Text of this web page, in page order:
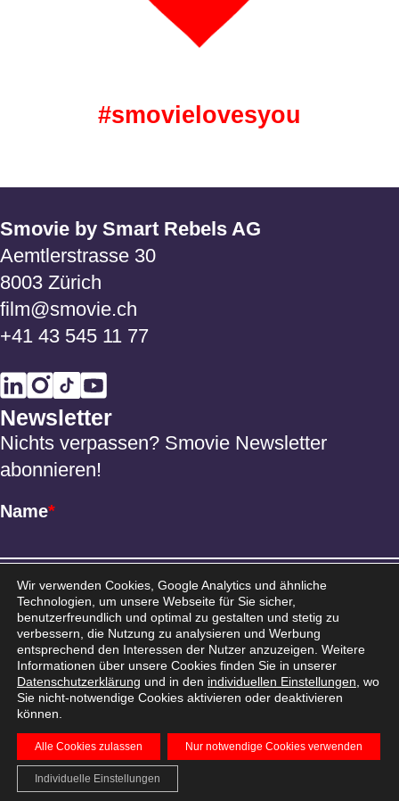
#smovielovesyou
Smovie by Smart Rebels AG
Aemtlerstrasse 30
8003 Zürich
film@smovie.ch
+41 43 545 11 77
Newsletter
Nichts verpassen? Smovie Newsletter
abonnieren!
Name*
AGBDatenschutzImpressum
© 2026 Smovie
Wir verwenden Cookies, Google Analytics und ähnliche
Technologien, um unsere Webseite für Sie sicher,
benutzerfreundlich und optimal zu gestalten und stetig zu
verbessern, die Nutzung zu analysieren und Werbung
entsprechend den Interessen der Nutzer anzuzeigen. Weitere
Informationen über unsere Cookies finden Sie in unserer
Datenschutzerklärung und in den individuellen Einstellungen , wo
Sie nicht-notwendige Cookies aktivieren oder deaktivieren
können.
Alle Cookies zulassen Nur notwendige Cookies verwenden
Individuelle Einstellungen